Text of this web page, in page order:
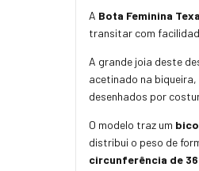
A Bota Feminina
transitar com
A grande joia deste
acetinado na
desenhados por
O modelo traz um
distribui o peso de
circunferência de